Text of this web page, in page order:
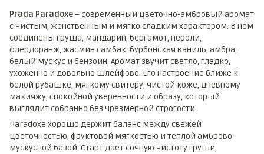
Prada Paradoxe– современный цветочно-амбровый аромат
с чистым, женственным и мягко сладким характером. В нем
соединены груша, мандарин, бергамот, нероли,
флердоранж, жасмин самбак, бурбонская ваниль, амбра,
белый мускус и бензоин. Аромат звучит светло, гладко,
ухоженно и довольно шлейфово. Его настроение ближе к
белой рубашке, мягкому свитеру, чистой коже, дневному
макияжу, спокойной уверенности и образу, который
выглядит собранно без чрезмерной строгости.
Paradoxe хорошо держит баланс между свежей
цветочностью, фруктовой мягкостью и теплой амброво-
мускусной базой. Старт дает сочную чистоту груши,